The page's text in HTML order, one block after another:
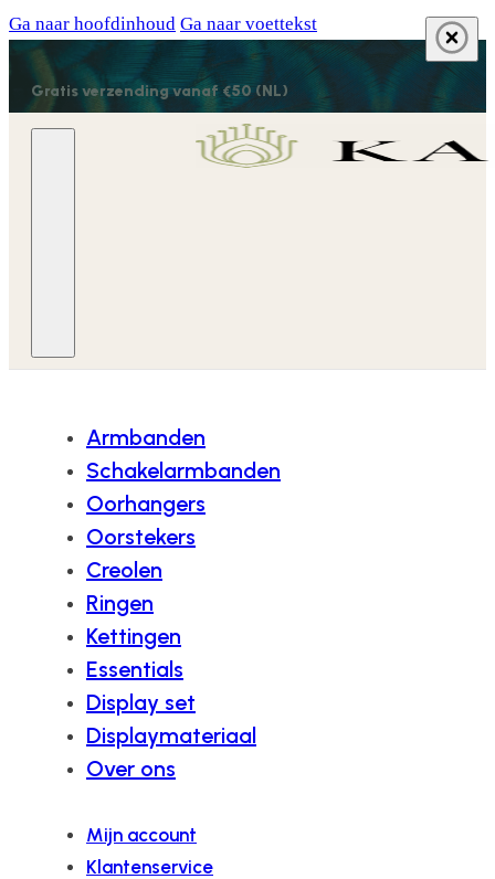
Ga naar hoofdinhoud Ga naar voettekst
Gratis verzending vanaf €50 (NL)
Armbanden
Schakelarmbanden
Oorhangers
Oorstekers
Creolen
Ringen
Kettingen
Essentials
Display set
Displaymateriaal
Over ons
Mijn account
Klantenservice